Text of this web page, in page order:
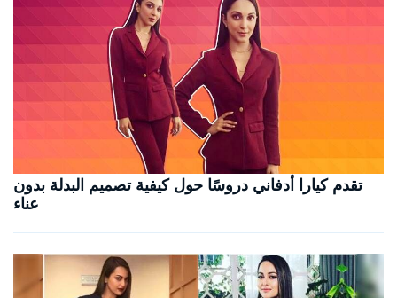
تقدم كيارا أدفاني دروسًا حول كيفية تصميم البدلة بدون
عناء